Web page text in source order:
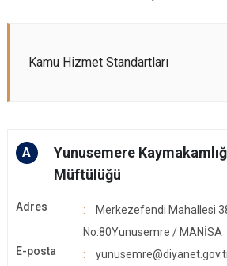
Kamu Hizmet Standartları
A
Yunusemere
Müftülüğü
Adres
Merkezefendi Mahallesi
No:80Yunusemre / MANİSA
E-posta